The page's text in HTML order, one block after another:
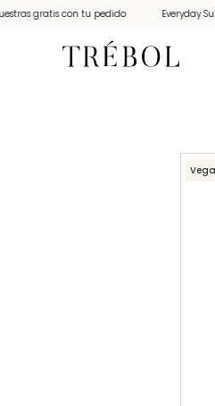
gratis con tu pedido Everyday